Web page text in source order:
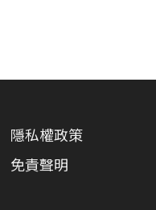
隱私權政策
免責聲明